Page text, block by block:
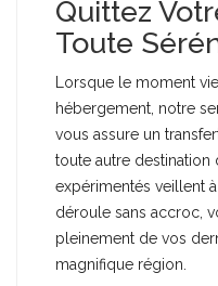
Quittez
Toute
Lorsque le moment
hébergement, notre
vous assure un
toute autre destination
expérimentés veillent
déroule sans accroc,
pleinement de vos
magnifique région.